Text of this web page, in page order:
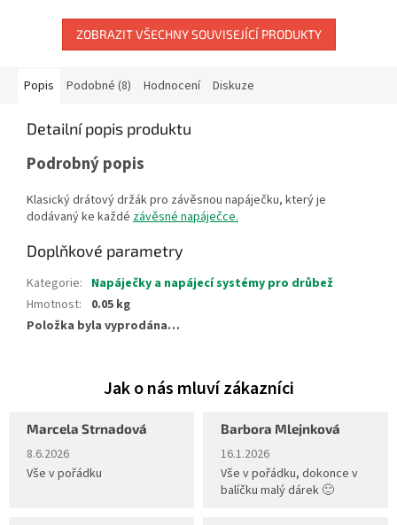
ZOBRAZIT VŠECHNY SOUVISEJÍCÍ PRODUKTY
Popis Podobné (8) Hodnocení Diskuze
Detailní popis produktu
Podrobný popis
Klasický drátový držák pro závěsnou napáječku, který je
dodávaný ke každé závěsné napáječce.
Doplňkové parametry
Kategorie: Napáječky a napájecí systémy pro drůbež
Hmotnost:
0.05 kg
Položka byla vyprodána…
Marcela Strnadová
Hodnocení obchodu je 5 z 5 hvězdiček.
8.6.2026
Vše v pořádku
Barbora Mlejnková
Hodnocení obchodu je 5 z 5
16.1.2026
Vše v pořádku, dokonce v
balíčku malý dárek 🙂